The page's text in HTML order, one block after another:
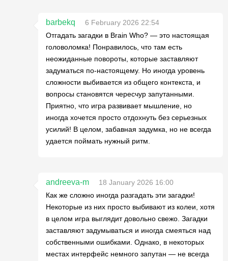
barbekq
6 February 2026 22:54
Отгадать загадки в Brain Who? — это настоящая
головоломка! Понравилось, что там есть
неожиданные повороты, которые заставляют
задуматься по-настоящему. Но иногда уровень
сложности выбивается из общего контекста, и
вопросы становятся чересчур запутанными.
Приятно, что игра развивает мышление, но
иногда хочется просто отдохнуть без серьезных
усилий! В целом, забавная задумка, но не всегда
удается поймать нужный ритм.
andreeva-m
18 January 2026 16:00
Как же сложно иногда разгадать эти загадки!
Некоторые из них просто выбивают из колеи, хотя
в целом игра выглядит довольно свежо. Загадки
заставляют задумываться и иногда смеяться над
собственными ошибками. Однако, в некоторых
местах интерфейс немного запутан — не всегда